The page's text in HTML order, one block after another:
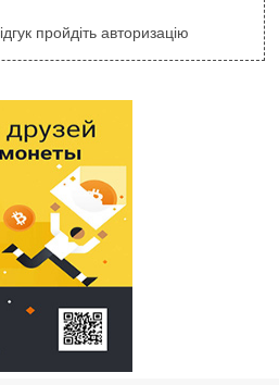
пройдіть авторизацію